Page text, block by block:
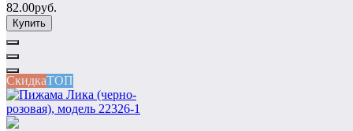
82.00руб.
Купить
СкидкаТОП